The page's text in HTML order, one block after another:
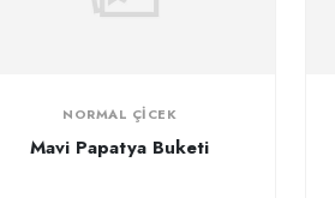
NORMAL ÇICEK
Mavi Papatya Buketi